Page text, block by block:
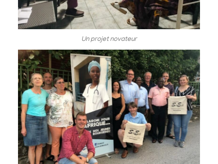
Un projet novateur